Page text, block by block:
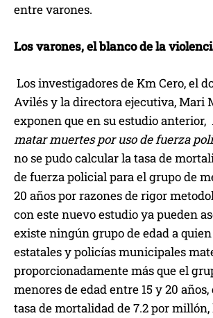
entre varones.
Los varones, el blanco de la
Los investigadores de Km Cero, el
Avilés y la directora ejecutiva, Mari
exponen que en su estudio anterior,
matar muertes por uso de fuerza
no se pudo calcular la tasa de
de fuerza policial para el grupo de
20 años por razones de rigor
con este nuevo estudio ya pueden
existe ningún grupo de edad a
estatales y policías municipales
proporcionadamente más que el
menores de edad entre 15 y 20
tasa de mortalidad de 7.2 por millón,